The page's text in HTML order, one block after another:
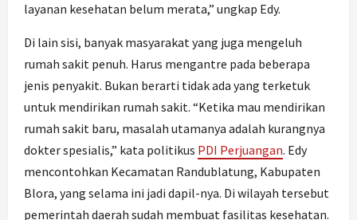
layanan kesehatan belum merata,” ungkap Edy.
Di lain sisi, banyak masyarakat yang juga mengeluh
rumah sakit penuh. Harus mengantre pada beberapa
jenis penyakit. Bukan berarti tidak ada yang terketuk
untuk mendirikan rumah sakit. “Ketika mau mendirikan
rumah sakit baru, masalah utamanya adalah kurangnya
dokter spesialis,” kata politikus PDI Perjuangan. Edy
mencontohkan Kecamatan Randublatung, Kabupaten
Blora, yang selama ini jadi dapil-nya. Di wilayah tersebut
pemerintah daerah sudah membuat fasilitas kesehatan.